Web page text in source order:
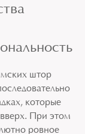
штор
которые
При этом
ровное